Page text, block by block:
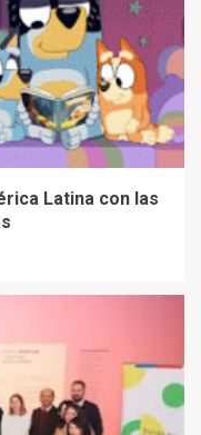
Latina con las